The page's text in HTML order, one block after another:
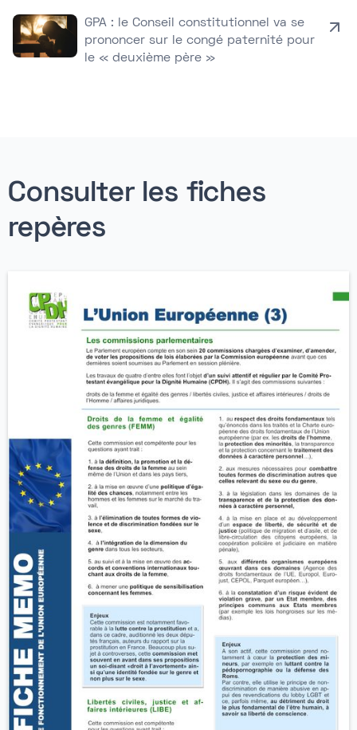
GPA : le Conseil constitutionnel va se
prononcer sur le congé paternité pour
le « deuxième père »
Consulter les fiches
repères